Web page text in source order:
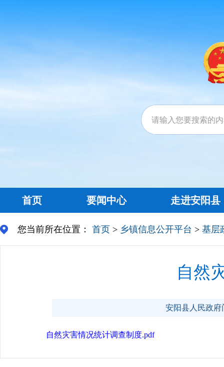
首页 要闻中心 走进安阳县
您当前所在位置： 首页 > 乡镇信息公开平台 > 基层
自然
安阳县人民政府
自然灾害情况统计调查制度.pdf